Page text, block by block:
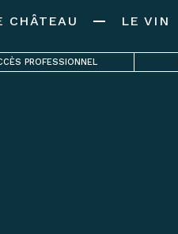
CHÂTEAU LE VIN
PROFESSIONNEL